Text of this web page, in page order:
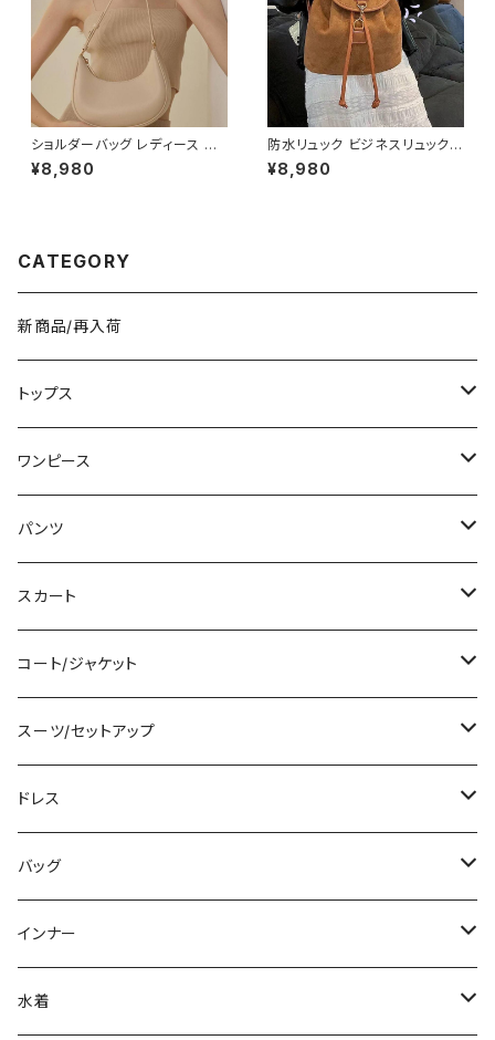
ショルダーバッグ レディース ハ
ーフムーンバッグ ワンショルダ
ー ミニバッグ 斜めがけバッグ 2
¥8,980
防水リュック ビジネスリュック
メンズ レディース バックパック
PCリュック 大容量リュック 防水
¥8,980
CATEGORY
新商品/再入荷
トップス
Tシャツ/カットソー
タンクトップ/キャミソール
シャツ/ブラウス
ベアトップ/チューブトップ
カーディガン/ボレロ
ニット/セーター
パーカー
スウェット/トレーナー
その他
ワンピース
ミニ/ショート
ミディアム/ミモレ
ロング/マキシ
袖付き
ノースリーブ
その他
チュニック
パンツ
ショート丈
クロップド丈
ロング丈
デニム
レギンス
その他
オールインワン
スカート
ミニ/ショート
ミディアム/ミモレ
ロング
その他
コート/ジャケット
コート
ジャケット
その他
スーツ/セットアップ
パンツスーツ
スカートスーツ
その他
ドレス
ミニ/ショート
ミディアム/ミモレ
ロング/マキシ
バッグ
サブバッグ
クラッチバッグ
インナー
ブラ/ブラトップ/ベアトップ
水着